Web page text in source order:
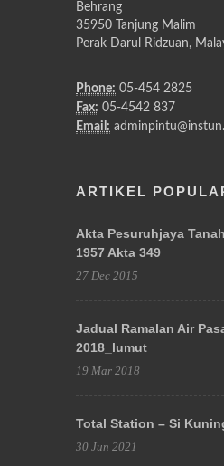
Behrang
35950 Tanjung Malim
Perak Darul Ridzuan,
Phone: 05-454 2825
Fax: 05-4542 837
Email:
ARTIKEL
Akta Pesuruhjaya
1957 Akta 349
27 Dec 2015
Jadual Ramalan Air
2018_lumut
19 Mar 2018
Total Station – Si
30 Jun 2021